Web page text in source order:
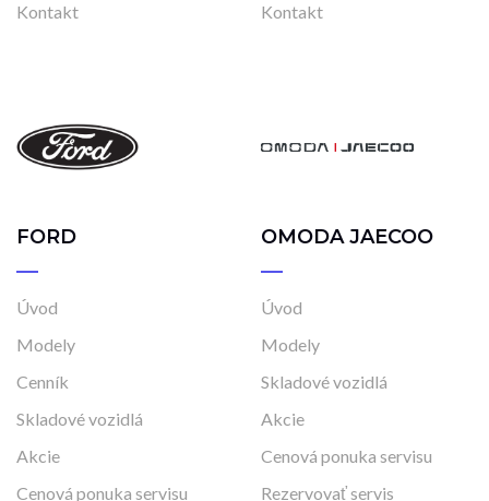
Kontakt
Kontakt
FORD
Úvod
Modely
Cenník
Skladové vozidlá
Akcie
Cenová ponuka servisu
OMODA JAECOO
Úvod
Modely
Skladové vozidlá
Akcie
Cenová ponuka servisu
Rezervovať servis